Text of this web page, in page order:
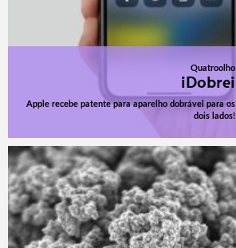
Quatroolho
iDobrei
Apple recebe patente para aparelho dobrável para os
dois lados!